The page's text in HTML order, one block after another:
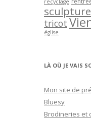
recyclage
sculpture
tricot
église
LÀ OÙ JE VAIS
Mon site de
Bluesy
Brodineries et